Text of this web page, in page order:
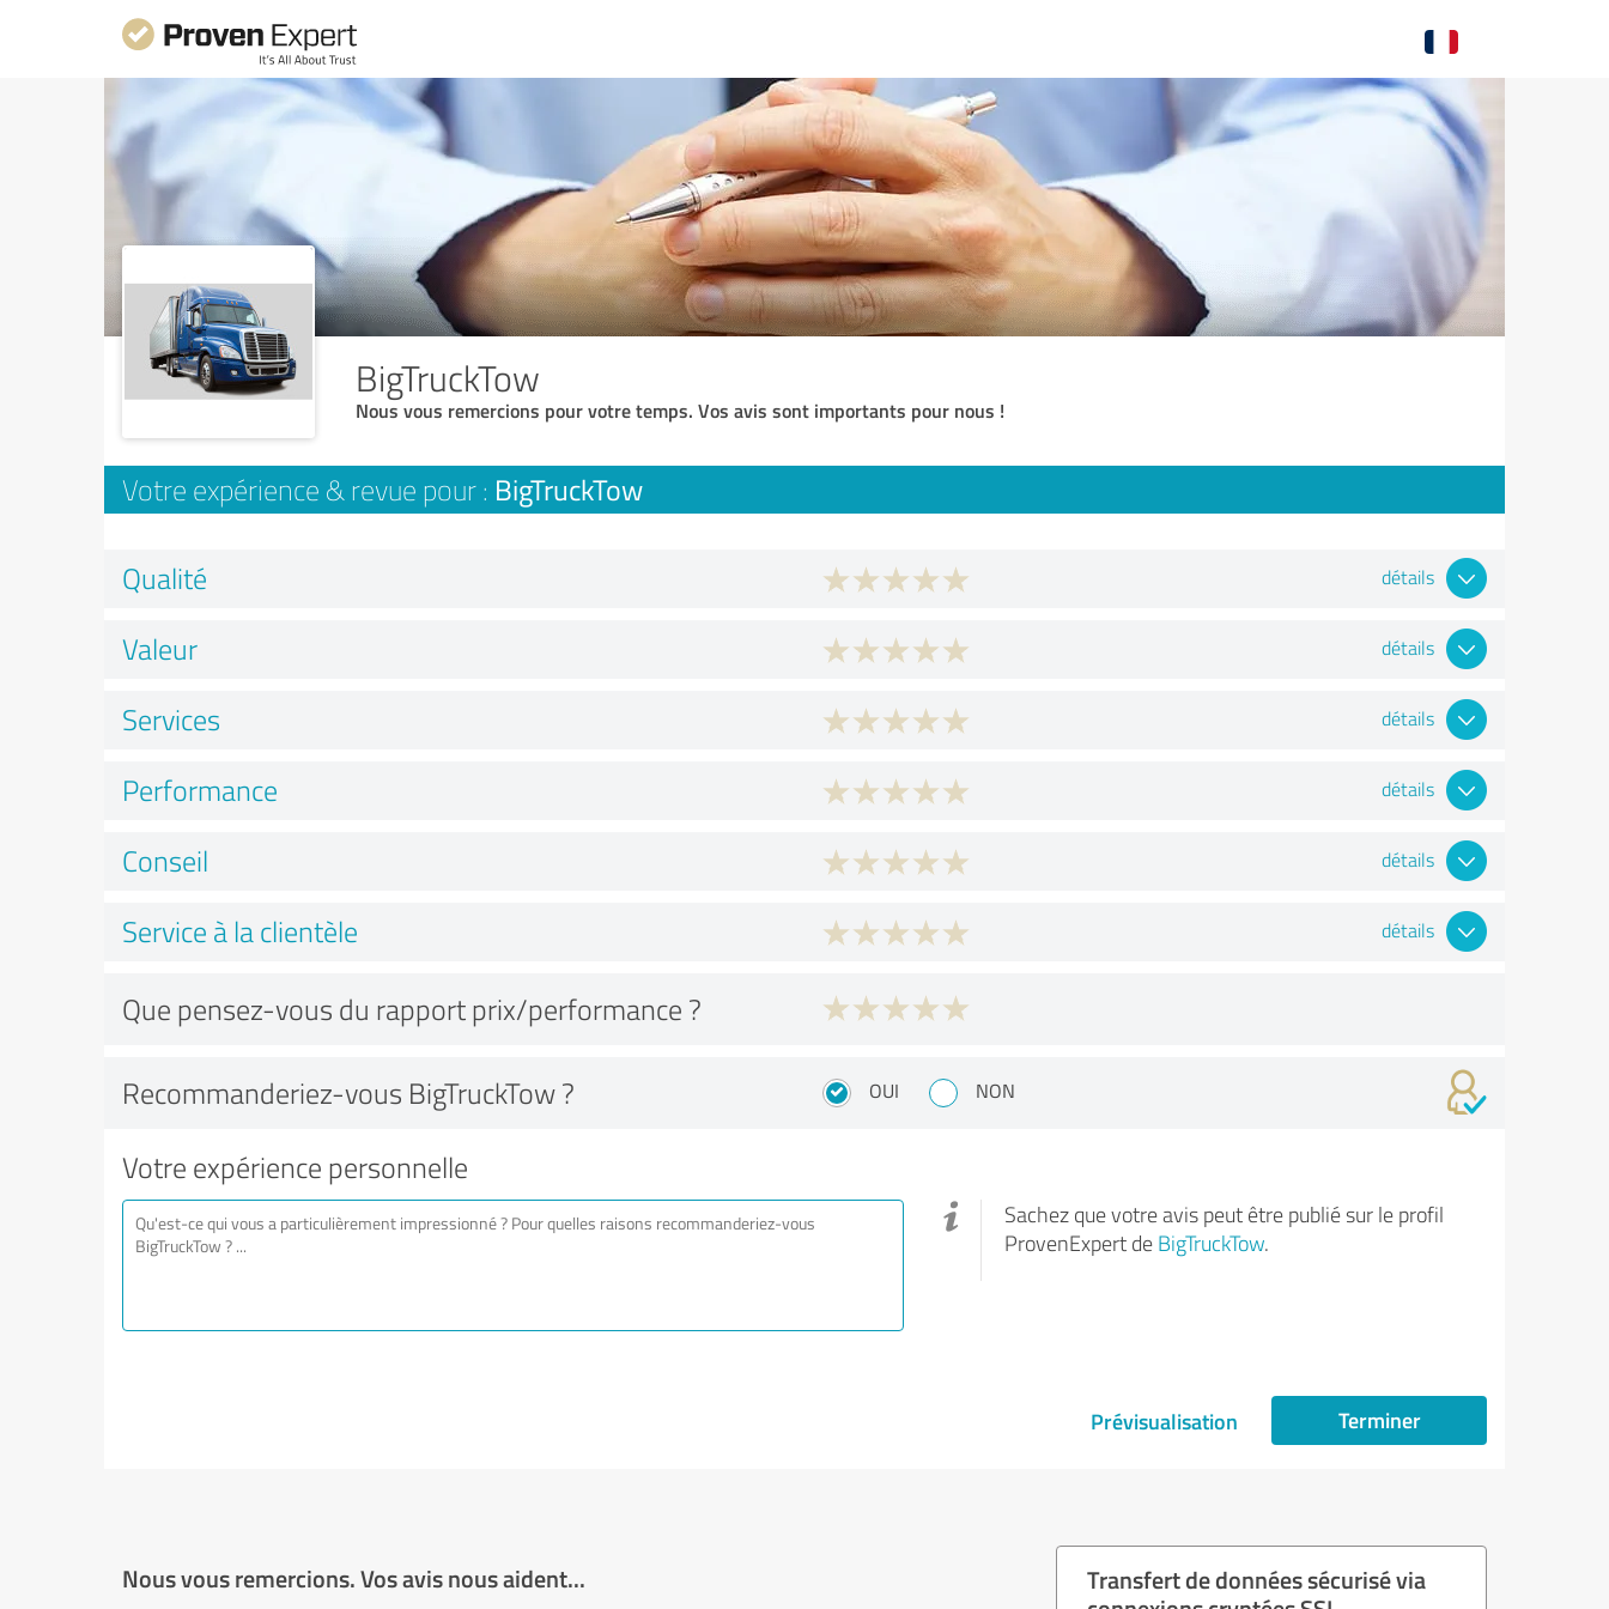
BigTruckTow
Nous vous remercions pour votre temps. Vos avis sont importants pour nous !
Votre expérience & revue pour : BigTruckTow
Qualité détails
Valeur détails
Services détails
Performance détails
Conseil détails
Service à la clientèle détails
Que pensez-vous du rapport prix/performance ?
Recommanderiez-vous BigTruckTow ? OUI NON
Votre expérience personnelle
Sachez que votre avis peut être publié sur le profil
ProvenExpert de BigTruckTow.
Prévisualisation Terminer
Nous vous remercions. Vos avis nous aident...
Transfert de données sécurisé via